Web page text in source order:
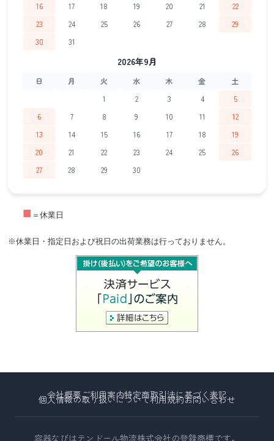
16
17 18 19 20 21
22
23
24 25 26 27 28
29
30
31
2026年9月
日 月 火 水 木 金
土
1
2 3 4
5
6
7 8 9 10 11
12
13
14 15 16 17 18
19
20
21 22 23 24 25
26
27
28 29 30
■ ＝休業日
※休業日・指定日および祝日の出荷業務は行っておりません。
会社概要ご利用案内特定商取引法に基づく表記
個人情報の取り扱いについて利用規約お問い合わせ
容器なびはテンドール物流株式会社の登録商標です。